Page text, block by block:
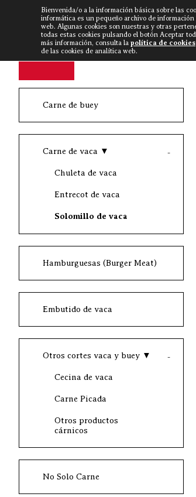
DISCARLUX▼ NOTICIAS
Carne de buey
Carne de vaca ▼
Chuleta de vaca
Entrecot de vaca
Solomillo de vaca
Hamburguesas (Burger Meat)
Embutido de vaca
Otros cortes vaca y buey ▼
Cecina de vaca
Carne Picada
Otros productos
cárnicos
No Solo Carne
Bienvenida/o a la información básica sobre las
informática es un pequeño archivo de
web. Algunas cookies son nuestras y otras
todas estas cookies pulsando el botón Aceptar
más información, consulta la política de cookies
de las cookies de analítica web.